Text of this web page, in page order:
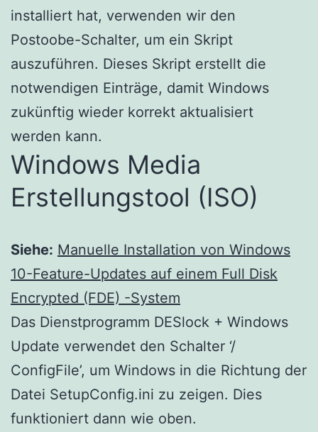
installiert hat, verwenden wir den
Postoobe-Schalter, um ein Skript
auszuführen. Dieses Skript erstellt die
notwendigen Einträge, damit Windows
zukünftig wieder korrekt aktualisiert
werden kann.
Windows Media
Erstellungstool (ISO)
Siehe: Manuelle Installation von Windows
10-Feature-Updates auf einem Full Disk
Encrypted (FDE) -System
Das Dienstprogramm DESlock + Windows
Update verwendet den Schalter ‘/
ConfigFile’, um Windows in die Richtung der
Datei SetupConfig.ini zu zeigen. Dies
funktioniert dann wie oben.